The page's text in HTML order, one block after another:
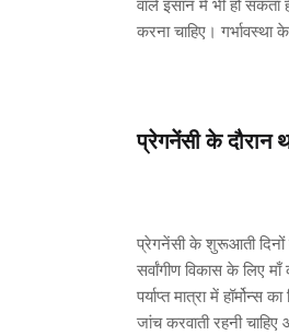
वाले इंसान में भी हो सकता
करना चाहिए।
प्रेगनेंसी के दौरान
प्रेगनेंसी के शुरूआती दिनों
सर्वांगीण विकास के लिए
पर्याप्त मात्रा में हॉर्मोन्स
जांच करवाती रहनी